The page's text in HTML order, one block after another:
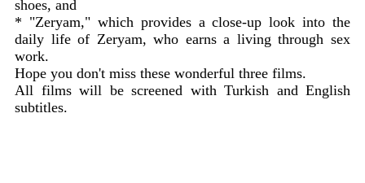
shoes, and
* "Zeryam," which provides a close-up look into the
daily life of Zeryam, who earns a living through sex
work.
Hope you don't miss these wonderful three films.
All films will be screened with Turkish and English
subtitles.